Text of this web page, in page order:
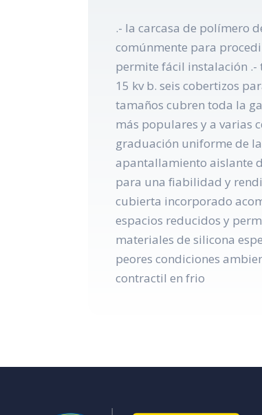
.- la carcasa de polímero
comúnmente para
permite fácil instalación .-
15 kv b. seis cobertizos
tamaños cubren toda la
más populares y a varias
graduación uniforme de
apantallamiento aislante
para una fiabilidad y
cubierta incorporado
espacios reducidos y
materiales de silicona
peores condiciones
contractil en frio